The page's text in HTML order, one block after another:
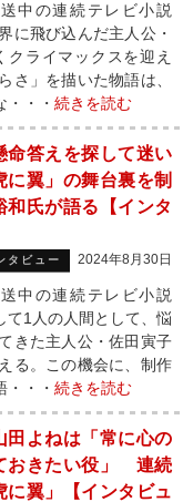
中の連続テレビ小説
に飛び込んだ主人公・
ライマックスを迎え
さ」を描いた物語は、
・・ 続きを読む
命答えを探して迷い
翼」の舞台裏を制
和氏が語る【インタ
タビュー 2024年8月30日
中の連続テレビ小説
て1人の人間として、悩
きた主人公・佐田寅子
る。この機会に、制作
・・ 続きを読む
よねは「常に心の
おきたい役」 連続
に翼」【インタビュ